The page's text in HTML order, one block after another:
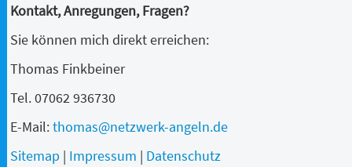
Kontakt, Anregungen, Fragen?
Sie können mich direkt erreichen:
Thomas Finkbeiner
Tel. 07062 936730
E-Mail:thomas@netzwerk-angeln.de
Sitemap | Impressum | Datenschutz